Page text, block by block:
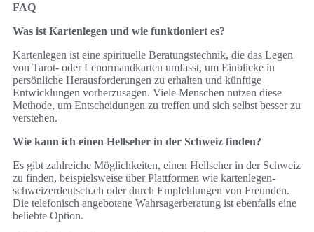
FAQ
Was ist Kartenlegen und wie funktioniert es?
Kartenlegen ist eine spirituelle Beratungstechnik, die das Legen
von Tarot- oder Lenormandkarten umfasst, um Einblicke in
persönliche Herausforderungen zu erhalten und künftige
Entwicklungen vorherzusagen. Viele Menschen nutzen diese
Methode, um Entscheidungen zu treffen und sich selbst besser zu
verstehen.
Wie kann ich einen Hellseher in der Schweiz finden?
Es gibt zahlreiche Möglichkeiten, einen Hellseher in der Schweiz
zu finden, beispielsweise über Plattformen wie kartenlegen-
schweizerdeutsch.ch oder durch Empfehlungen von Freunden.
Die telefonisch angebotene Wahrsagerberatung ist ebenfalls eine
beliebte Option.